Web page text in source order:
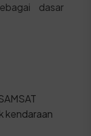
dasar
kendaraan